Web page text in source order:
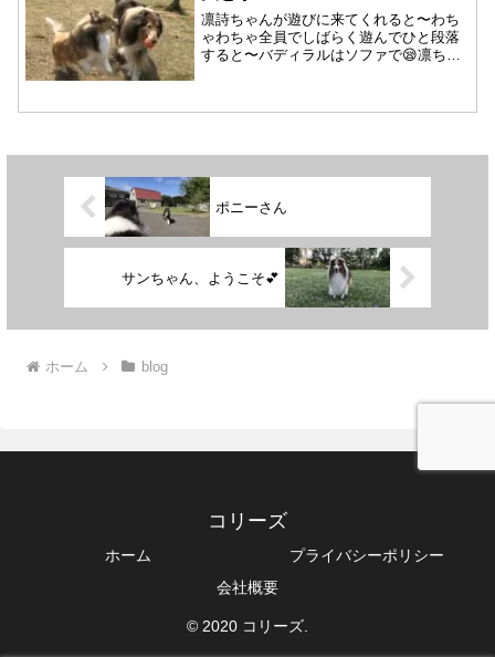
凛詩ちゃんが遊びに来てくれると〜わち
ゃわちゃ全員でしばらく遊んでひと段落
すると〜バディラルはソファで😪凛ちゃ
😁大と小が可愛い詩ちゃんとパーシャの
ポニーさん
サンちゃん、ようこそ💕
ホーム blog
コリーズ
ホーム
プライバシーポリシー
会社概要
© 2020 コリーズ.